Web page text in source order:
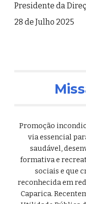
Presidente da
28 de Julho 2025
Promoção
via essencial
saudável,
formativa e
sociais e que
reconhecida em
Caparica.